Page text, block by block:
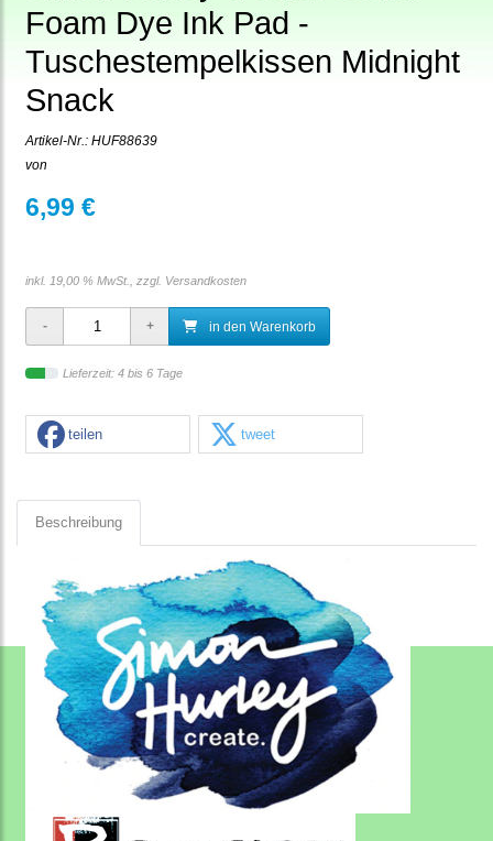
Foam Dye Ink Pad -
Tuschestempelkissen Midnight
Snack
Artikel-Nr.: HUF88639
von
6,99 €
inkl. 19,00 % MwSt., zzgl. Versandkosten
in den Warenkorb
Lieferzeit: 4 bis 6 Tage
teilen tweet
Beschreibung